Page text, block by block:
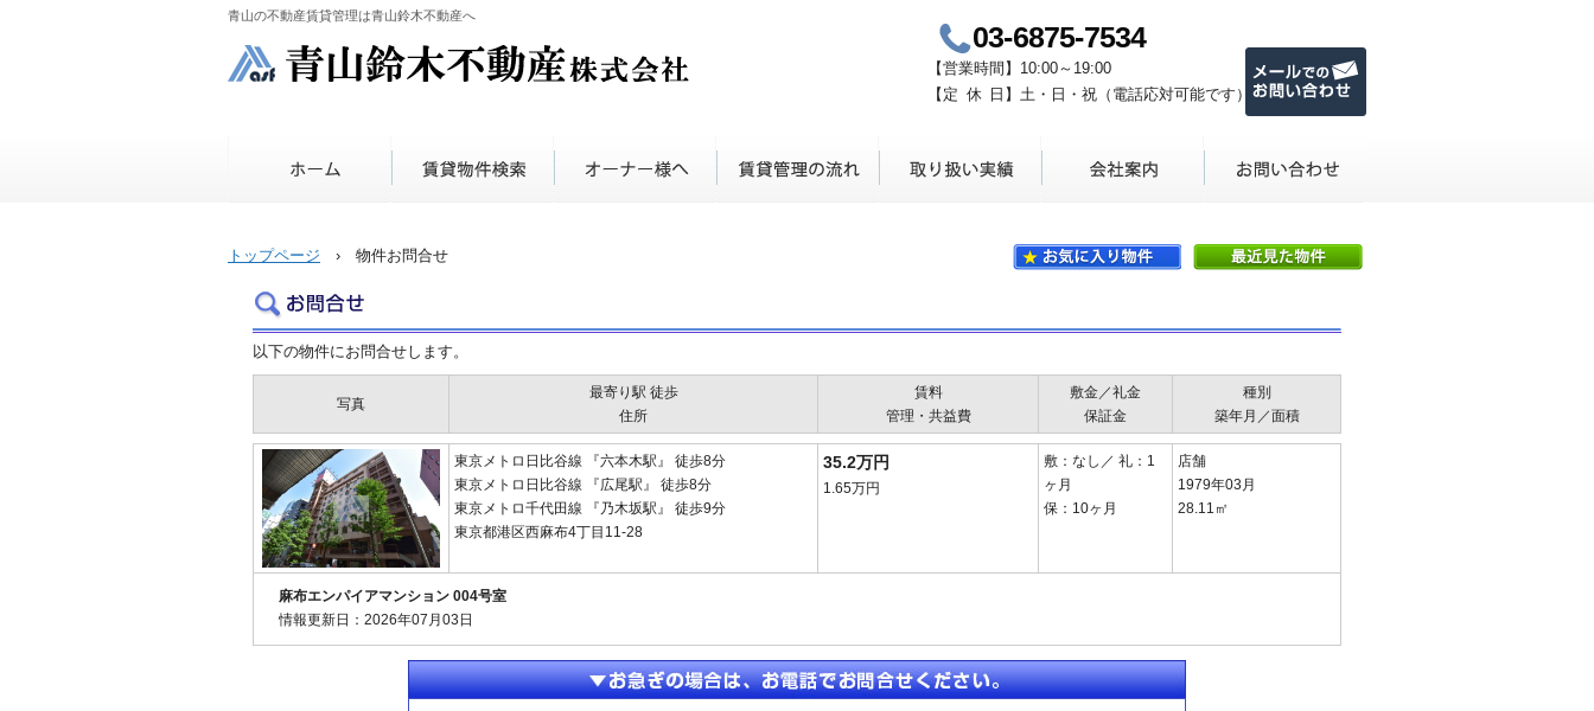
青山の不動産賃貸管理は青山鈴木不動産へ
03-6875-7534
【営業時間 】 10:00～19:00
【定 休 日】 土・日・祝（電話応対可能です）
トップページ › 物件お問合せ
以下の物件にお問合せします。
写真
最寄り駅 徒歩
住所
賃料
管理・共益費
敷金／礼金
保証金
種別
築年月／面積
東京メトロ日比谷線 『六本木駅』 徒歩8分
東京メトロ日比谷線 『広尾駅』 徒歩8分
東京メトロ千代田線 『乃木坂駅』 徒歩9分
東京都港区西麻布4丁目11-28
35.2万円
1.65万円
敷：なし／ 礼：1
ヶ月
保：10ヶ月
店舗
1979年03月
28.11㎡
麻布エンパイアマンション 004号室
情報更新日：2026年07月03日